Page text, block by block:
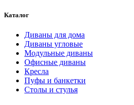
Каталог
Диваны для дома
Диваны угловые
Модульные диваны
Офисные диваны
Кресла
Пуфы и банкетки
Столы и стулья